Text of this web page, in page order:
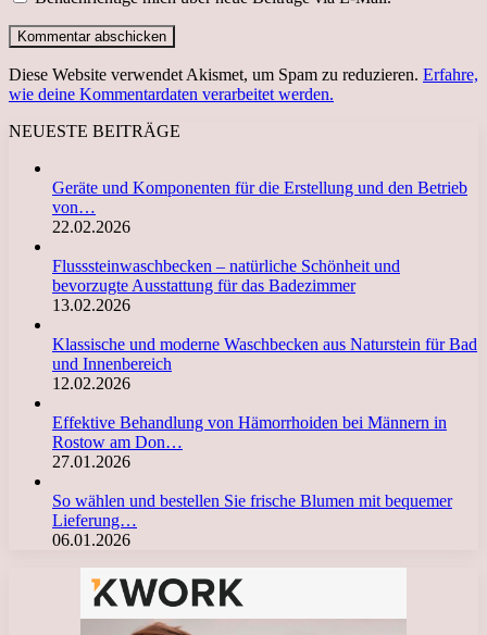
Diese Website verwendet Akismet, um Spam zu reduzieren. Erfahre,
wie deine Kommentardaten verarbeitet werden.
NEUESTE BEITRÄGE
Geräte und Komponenten für die Erstellung und den Betrieb
von…
22.02.2026
Flusssteinwaschbecken – natürliche Schönheit und
bevorzugte Ausstattung für das Badezimmer
13.02.2026
Klassische und moderne Waschbecken aus Naturstein für Bad
und Innenbereich
12.02.2026
Effektive Behandlung von Hämorrhoiden bei Männern in
Rostow am Don…
27.01.2026
So wählen und bestellen Sie frische Blumen mit bequemer
Lieferung…
06.01.2026